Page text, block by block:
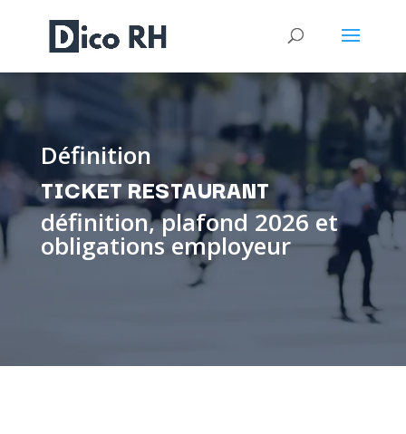
Définition
TICKET RESTAURANT
définition, plafond 2026 et
obligations employeur